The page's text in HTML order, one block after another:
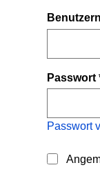
Passwort
Passwort